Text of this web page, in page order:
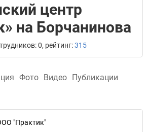
центр
на Борчанинова
0, рейтинг:315
Фото Видео Публикации
"Практик"